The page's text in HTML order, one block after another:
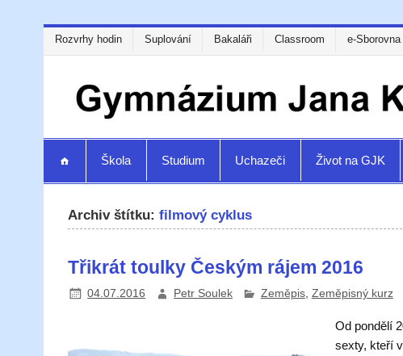
Rozvrhy hodin Suplování Bakaláři Classroom e-Sborovna
Škola Studium Uchazeči Život na GJK
Archiv štítku:filmový cyklus
Třikrát toulky Českým rájem 2016
04.07.2016 Petr Soulek Zeměpis, Zeměpisný kurz
Od pondělí
sexty, kteří